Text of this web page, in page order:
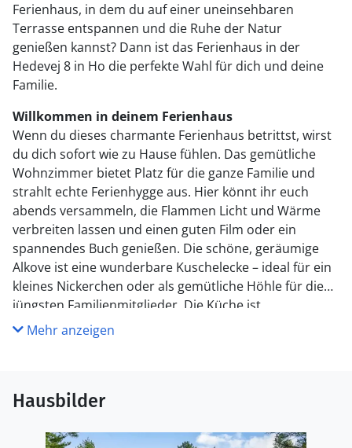
Ferienhaus, in dem du auf einer uneinsehbaren
Terrasse entspannen und die Ruhe der Natur
genießen kannst? Dann ist das Ferienhaus in der
Hedevej 8 in Ho die perfekte Wahl für dich und deine
Familie.
Willkommen in deinem Ferienhaus
Wenn du dieses charmante Ferienhaus betrittst, wirst
du dich sofort wie zu Hause fühlen. Das gemütliche
Wohnzimmer bietet Platz für die ganze Familie und
strahlt echte Ferienhygge aus. Hier könnt ihr euch
abends versammeln, die Flammen Licht und Wärme
verbreiten lassen und einen guten Film oder ein
spannendes Buch genießen. Die schöne, geräumige
Alkove ist eine wunderbare Kuschelecke – ideal für ein
kleines Nickerchen oder als gemütliche Höhle für die
jüngsten Familienmitglieder. Die Küche ist
ansprechend und gut ausgestattet, sodass es Freude
macht, leckere Mahlzeiten zuzubereiten, die ihr am
Schlafzimmer sowie ein helles Badezimmer.
Genieße das Leben im Freien
Mehr anzeigen
Hausbilder